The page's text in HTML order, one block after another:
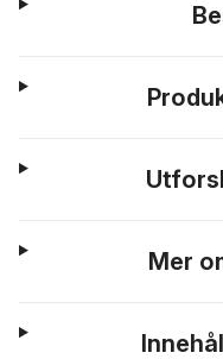
Mer